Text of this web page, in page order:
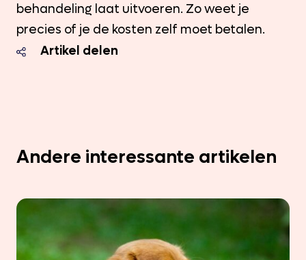
behandeling laat uitvoeren. Zo weet je
precies of je de kosten zelf moet betalen.
Artikel delen
Andere interessante artikelen